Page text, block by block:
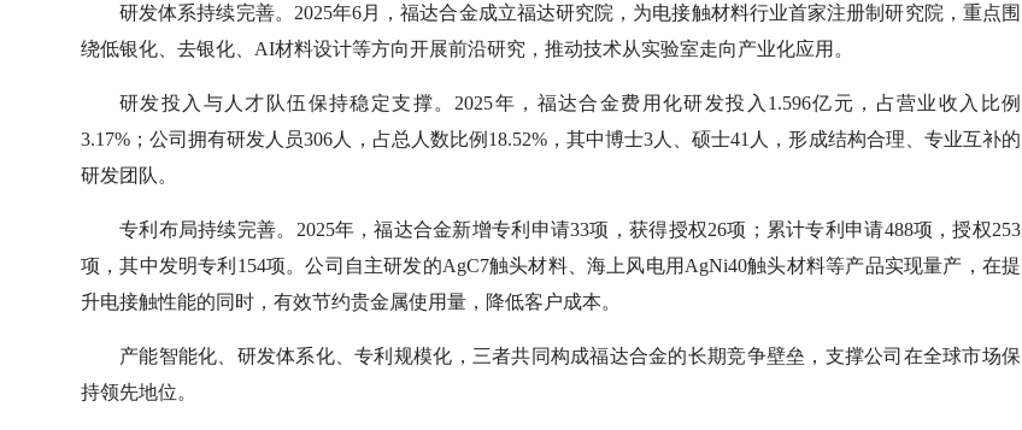
研发体系持续完善。2025年6月，福达合金成立福达研究院，为电接触材料行业首家注册制研究院，重点围
绕低银化、去银化、AI材料设计等方向开展前沿研究，推动技术从实验室走向产业化应用。
研发投入与人才队伍保持稳定支撑。2025年，福达合金费用化研发投入1.596亿元，占营业收入比例
3.17%；公司拥有研发人员306人，占总人数比例18.52%，其中博士3人、硕士41人，形成结构合理、专业互补的
研发团队。
专利布局持续完善。2025年，福达合金新增专利申请33项，获得授权26项；累计专利申请488项，授权253
项，其中发明专利154项。公司自主研发的AgC7触头材料、海上风电用AgNi40触头材料等产品实现量产，在提
升电接触性能的同时，有效节约贵金属使用量，降低客户成本。
产能智能化、研发体系化、专利规模化，三者共同构成福达合金的长期竞争壁垒，支撑公司在全球市场保
持领先地位。